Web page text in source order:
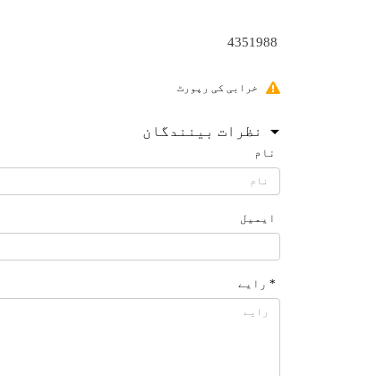
4351988
خرابی کی رپورٹ
نظرات بینندگان
نام
ایمیل
* رایے